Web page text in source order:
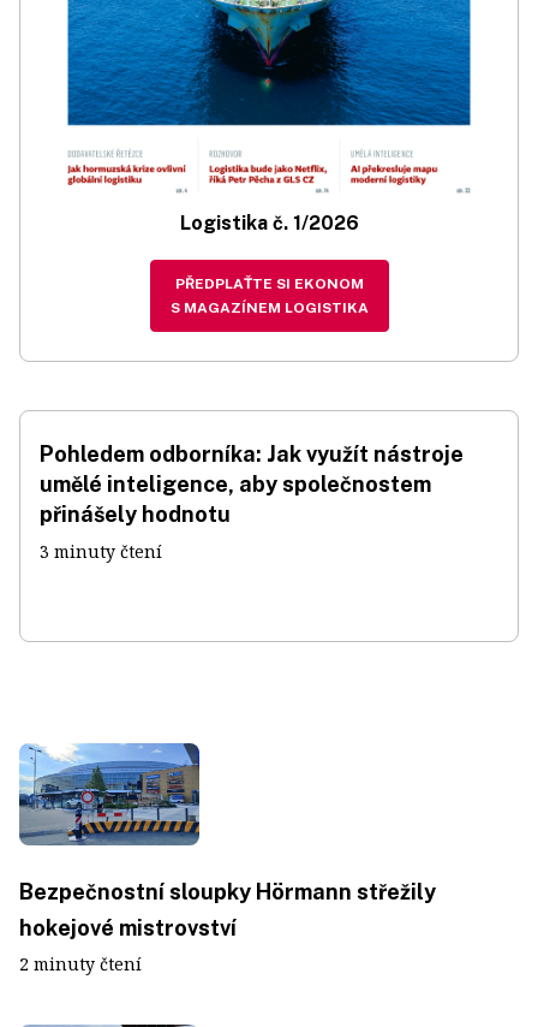
Logistika č. 1/2026
PŘEDPLAŤTE SI EKONOM
S MAGAZÍNEM LOGISTIKA
Pohledem odborníka: Jak využít nástroje
umělé inteligence, aby společnostem
přinášely hodnotu
3 minuty čtení
Bezpečnostní sloupky Hörmann střežily
hokejové mistrovství
2 minuty čtení